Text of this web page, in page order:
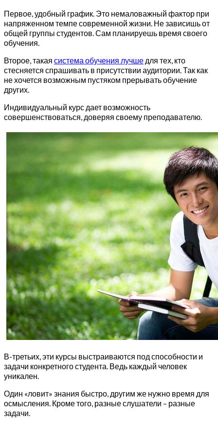
Первое, удобный график. Это немаловажный фактор при
напряженном темпе современной жизни. Не зависишь от
общей группы студентов. Сам планируешь время своего
обучения.
Второе, такая система обучения лучше для тех, кто
стесняется спрашивать в присутствии аудитории. Так как
не хочется возможным пустяком прерывать обучение
других.
Индивидуальный курс дает возможность
совершенствоваться, доверяя своему преподавателю.
В-третьих, эти курсы выстраиваются под способности и
задачи конкретного студента. Ведь каждый человек
уникален.
Один «ловит» знания быстро, другим же нужно время для
осмысления. Кроме того, разные слушатели – разные
задачи.